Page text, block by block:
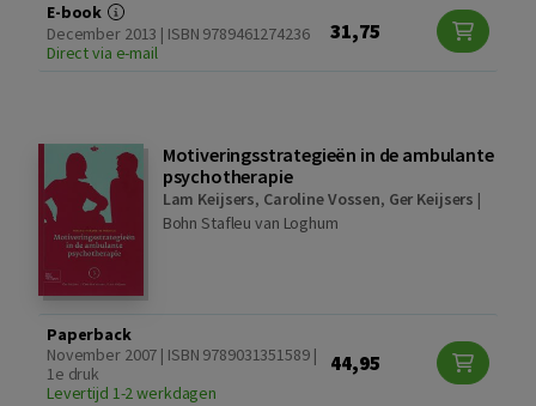
E-book
December 2013 | ISBN 9789461274236
Direct via e-mail
31,75
Motiveringsstrategieën in de ambulante
psychotherapie
Lam Keijsers, Caroline Vossen, Ger Keijsers |
Bohn Stafleu van Loghum
Paperback
November 2007 | ISBN 9789031351589 |
1e druk
Levertijd 1-2 werkdagen
44,95